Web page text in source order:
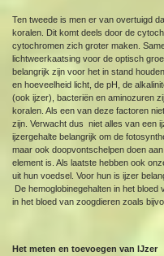
Ten tweede is men er van overtuigd
koralen. Dit komt deels door de
cytochromen zich groter maken.
lichtweerkaatsing voor de optisch
belangrijk zijn voor het in stand
en hoeveelheid licht, de pH, de
(ook ijzer), bacteriën en aminozuren
koralen. Als een van deze factoren
zijn. Verwacht dus niet alles van een
ijzergehalte belangrijk om de
maar ook doopvontschelpen doen
element is. Als laatste hebben ook
uit hun voedsel. Voor hun is ijzer
De hemoglobinegehalten in het
in het bloed van zoogdieren zoals
Het meten en toevoegen van IJzer